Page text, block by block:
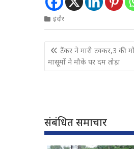
इंदौर
Post
navigation
टैंकर ने मारी टक्कर,3 की
मासूमों ने मौके पर दम तोड़ा
संबंधित समाचार